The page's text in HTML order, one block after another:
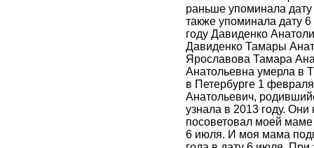
раньше упоминала
также упоминала дату
году Давиденко
Давиденко Тамары
Ярославова Тамара
Анатольевна умерла в
в Петербурге 1
Анатольевич,
узнала в 2013 году.
посоветовал моей
6 июля. И моя мама